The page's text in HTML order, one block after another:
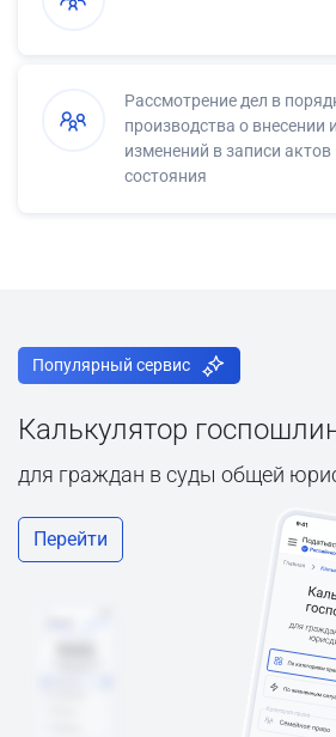
Рассмотрение дел в
производства о внесении
изменений в записи
состояния
Популярный сервис
Калькулятор
для граждан в суды общей
Перейти